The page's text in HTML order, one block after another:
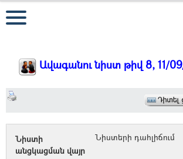
Ավագանու նիստ թիվ 8, 11/
Նիստի
անցկացման վայր
Նիստերի դահլիճում